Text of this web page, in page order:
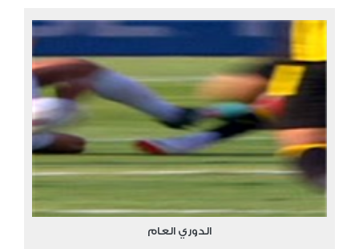
الدوري العام